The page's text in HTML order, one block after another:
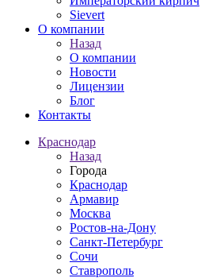
Sievert
О компании
Назад
О компании
Новости
Лицензии
Блог
Контакты
Краснодар
Назад
Города
Краснодар
Армавир
Москва
Ростов-на-Дону
Санкт-Петербург
Сочи
Ставрополь